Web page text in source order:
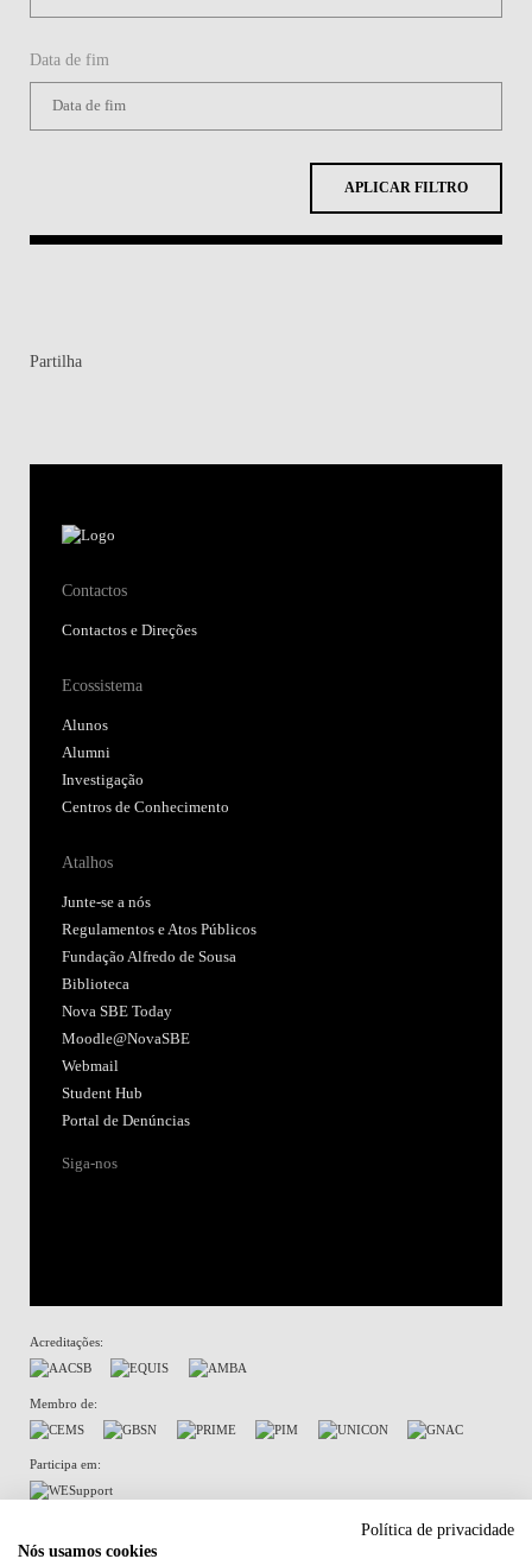
Data de fim
APLICAR FILTRO
Partilha
Contactos
Contactos e Direções
Ecossistema
Alunos
Alumni
Investigação
Centros de Conhecimento
Atalhos
Junte-se a nós
Regulamentos e Atos Públicos
Fundação Alfredo de Sousa
Biblioteca
Nova SBE Today
Moodle@NovaSBE
Webmail
Student Hub
Portal de Denúncias
Siga-nos
Acreditações:
Membro de:
Participa em:
Política de privacidade
Nós usamos cookies